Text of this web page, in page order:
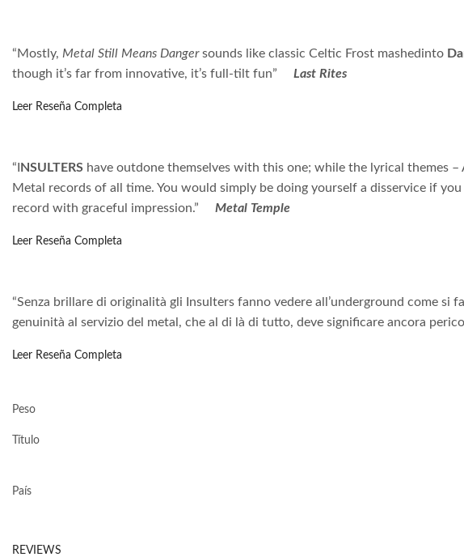
“Mostly, Metal Still Means Dangersounds like classic Celtic Frost mashedinto
though it’s far from innovative, it’s full-tilt fun”
Last Rites
Leer Reseña Completa
“I NSULTERS have outdone themselves with this one; while the lyrical themes
Metal records of all time. You would simply be doing yourself a disservice if
record with graceful impression.”
Metal Temple
Leer Reseña Completa
“Senza brillare di originalità gli Insulters fanno vedere all’underground come
genuinità al servizio del metal, che al di là di tutto, deve significare ancora
Leer Reseña Completa
Peso
Título
País
REVIEWS